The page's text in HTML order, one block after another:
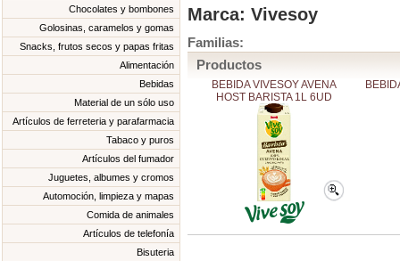
Marca: Vivesoy
Familias:
Productos
BEBIDA VIVESOY AVENA
HOST BARISTA 1L 6UD
Chocolates y bombones
Golosinas, caramelos y gomas
Snacks, frutos secos y papas fritas
Alimentación
Bebidas
Material de un sólo uso
Artículos de ferreteria y parafarmacia
Tabaco y puros
Artículos del fumador
Juguetes, albumes y cromos
Automoción, limpieza y mapas
Comida de animales
Artículos de telefonía
Bisuteria